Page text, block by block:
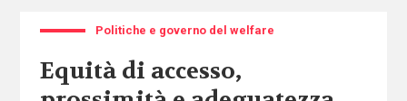
Politiche e governo del welfare
Equità di accesso,